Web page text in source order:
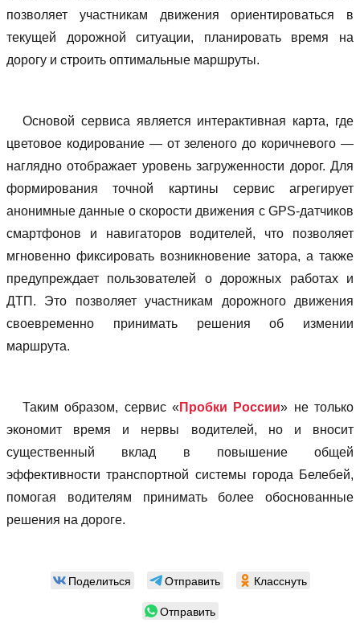
позволяет учаcтникам движения ориентироваться в
текущей дорожной ситуации, планировать время на
дорогу и строить оптимальные маршруты.
Основой сервиса является интерактивная карта, где
цветовое кодирование — от зеленого до коричневого —
наглядно отображает уровень загруженности дорог. Для
формирования точной картины сервис агрегирует
анонимные данные о скорости движения с GPS-датчиков
смартфонов и навигаторов водителей, что позволяет
мгновенно фиксировать возникновение затора, а также
предупреждает пользователей о дорожных работах и
ДТП. Это позволяет участникам дорожного движения
своевременно принимать решения об измении
маршрута.
Таким образом, сервис « Пробки России» не только
экономит время и нервы водителей, но и вносит
существенный вклад в повышение общей
эффективности транспортной системы города Белебей,
помогая водителям принимать более обоснованные
решения на дороге.
Поделиться Отправить
Класснуть
Отправить